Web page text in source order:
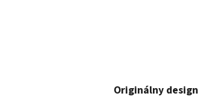
Originálny design